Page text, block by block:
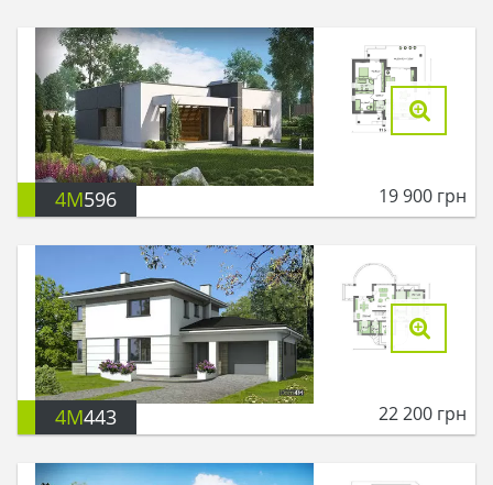
4M596 19 900 грн
4M443 22 200 грн